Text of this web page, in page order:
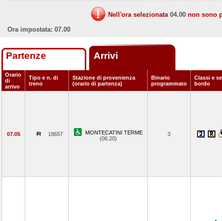
Nell'ora selezionata 04.00 non sono
Ora impostata: 07.00
Partenze Arrivi
Orario
di
arrivo
Tipo e n. di
treno
Stazione di provenienza
(orario di partenza)
Binario
programmato
Classi e
bordo
07.05 18657
MONTECATINI TERME
(06.20)
3